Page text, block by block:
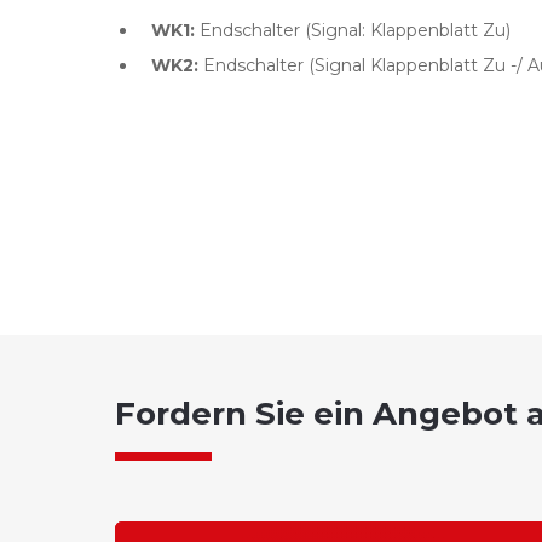
WK1: Endschalter (Signal: Klappenblatt Zu)
WK2:Endschalter (Signal Klappenblatt Zu -/
Fordern Sie ein Angebot